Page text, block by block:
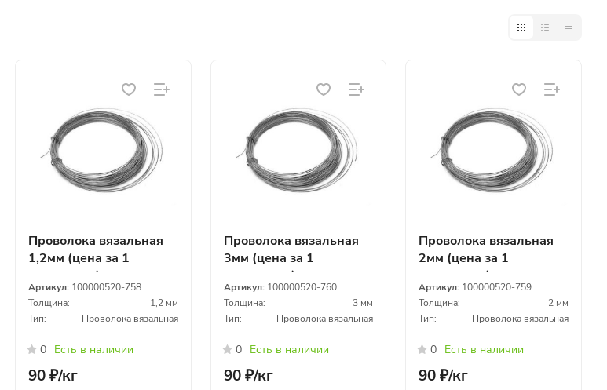
Проволока вязальная
1,2мм (цена за 1
килограмм)
Артикул: 100000520-758
Толщина:
1,2 мм
Тип:
Проволока вязальная
0 Есть в наличии
90 ₽/кг
Проволока вязальная
3мм (цена за 1
килограмм)
Артикул: 100000520-760
Толщина:
3 мм
Тип:
Проволока вязальная
0 Есть в наличии
90 ₽/кг
Проволока вязальная
2мм (цена за 1
килограмм)
Артикул: 100000520-759
Толщина:
2 мм
Тип:
Проволока вязальная
0 Есть в наличии
90 ₽/кг